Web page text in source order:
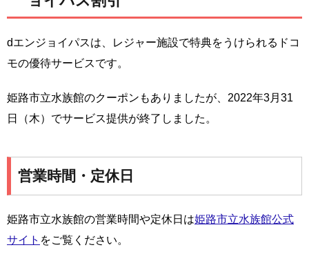
dエンジョイパスは、レジャー施設で特典をうけられるドコ
モの優待サービスです。
姫路市立水族館のクーポンもありましたが、2022年3月31
日（木）でサービス提供が終了しました。
営業時間・定休日
姫路市立水族館の営業時間や定休日は姫路市立水族館公式
サイト をご覧ください。